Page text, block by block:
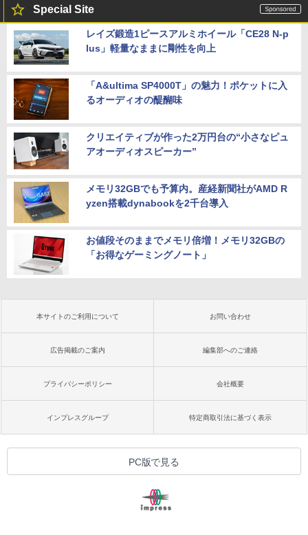
Special Site
レイズ鍛造1ピースアルミホイール「CE28 N-p
lus」軽量なままに剛性を向上
「A&ultima SP4000T」の魅力！ポケットに入
るオーディオの醍醐味
クリエイティブが作った2万円台の“小さなピュ
アオーディオスピーカー”
メモリ32GBでも予算内。産経新聞社がAMD R
yzen搭載dynabookを2千台導入
お値段そのままでメモリ倍増！メモリ32GBの
「お得なゲーミングノート」
本サイトのご利用について お問い合わせ
広告掲載のご案内 編集部へのご連絡
プライバシーポリシー 会社概要
インプレスグループ 特定商取引法に基づく表示
PC版で見る